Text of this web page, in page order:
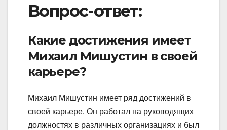
Вопрос-ответ:
Какие достижения имеет
Михаил Мишустин в своей
карьере?
Михаил Мишустин имеет ряд достижений в
своей карьере. Он работал на руководящих
должностях в различных организациях и был